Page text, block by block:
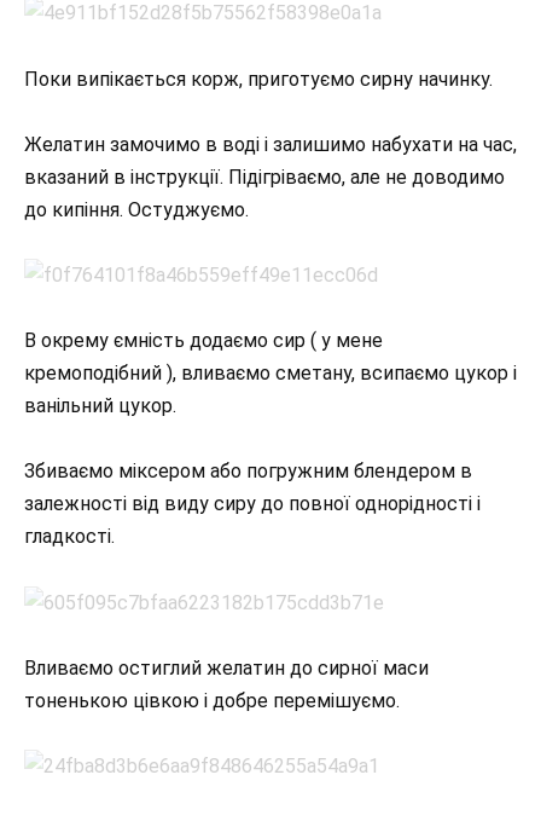
Поки випікається корж, приготуємо сирну начинку.
Желатин замочимо в воді і залишимо набухати на час,
вказаний в інструкції. Підігріваємо, але не доводимо
до кипіння. Остуджуємо.
В окрему ємність додаємо сир ( у мене
кремоподібний ), вливаємо сметану, всипаємо цукор і
ванільний цукор.
Збиваємо міксером або погружним блендером в
залежності від виду сиру до повної однорідності і
гладкості.
Вливаємо остиглий желатин до сирної маси
тоненькою цівкою і добре перемішуємо.